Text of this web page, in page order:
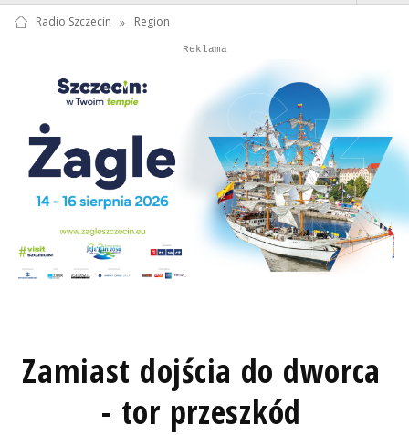
Radio Szczecin » Region
Autopromocja
Reklama
Autopromocja
Zamiast dojścia do dworca
- tor przeszkód